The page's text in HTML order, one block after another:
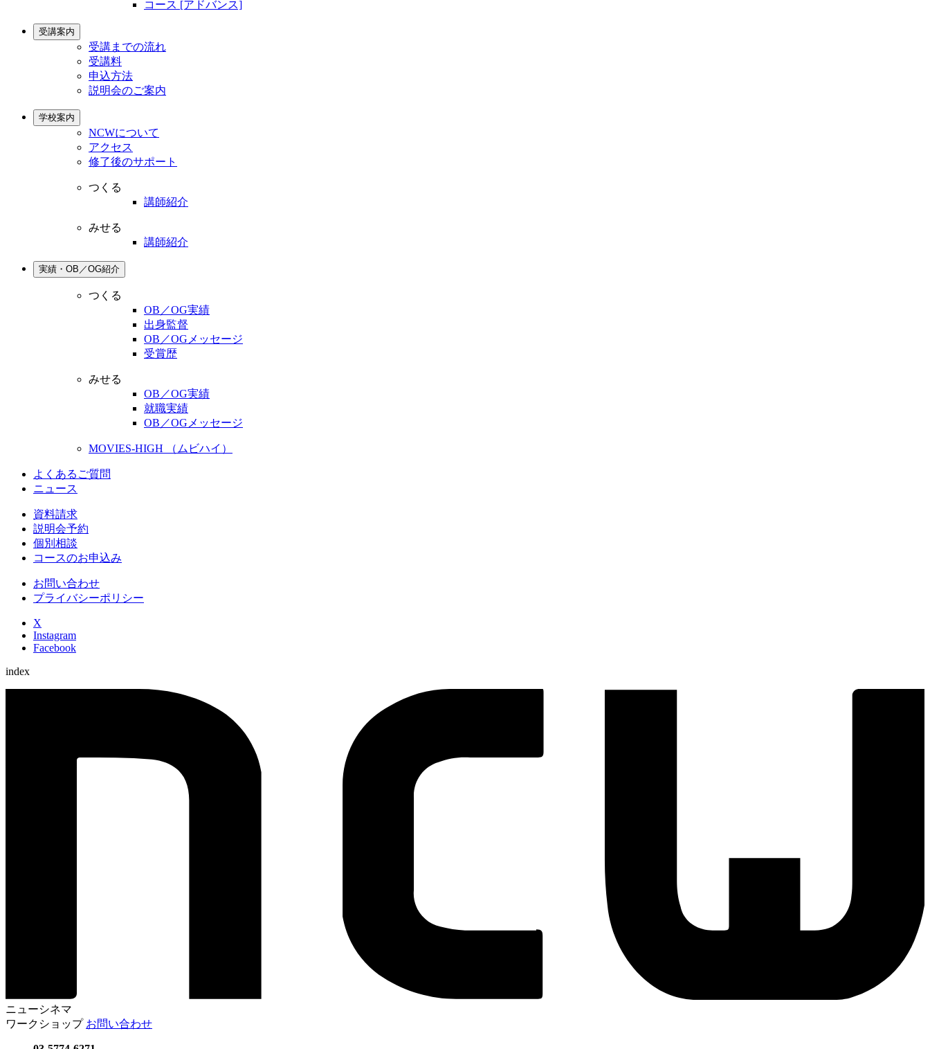
コース [アドバンス]
受講案内
受講までの流れ
受講料
申込方法
説明会のご案内
学校案内
NCWについて
アクセス
修了後のサポート
つくる
講師紹介
みせる
講師紹介
実績・OB／OG紹介
つくる
OB／OG実績
出身監督
OB／OGメッセージ
受賞歴
みせる
OB／OG実績
就職実績
OB／OGメッセージ
MOVIES-HIGH （ムビハイ）
よくあるご質問
ニュース
資料請求
説明会予約
個別相談
コースのお申込み
お問い合わせ
プライバシーポリシー
X
Instagram
Facebook
index
ニューシネマ
ワークショップ お問い合わせ